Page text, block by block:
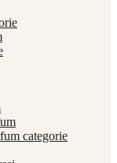
categorie